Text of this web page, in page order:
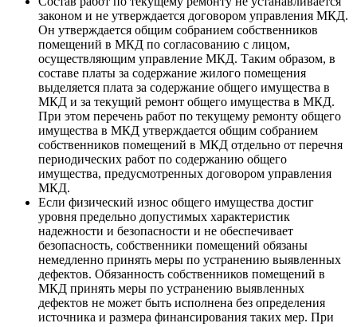
законом и не утверждается договором управления МКД.
Он утверждается общим собранием собственников
помещений в МКД по согласованию с лицом,
осуществляющим управление МКД. Таким образом, в
составе платы за содержание жилого помещения
выделяется плата за содержание общего имущества в
МКД и за текущий ремонт общего имущества в МКД.
При этом перечень работ по текущему ремонту общего
имущества в МКД утверждается общим собранием
собственников помещений в МКД отдельно от перечня
периодических работ по содержанию общего
имущества, предусмотренных договором управления
МКД.
Если физический износ общего имущества достиг
уровня предельно допустимых характеристик
надежности и безопасности и не обеспечивает
безопасность, собственники помещений обязаны
немедленно принять меры по устранению выявленных
дефектов. Обязанность собственников помещений в
МКД принять меры по устранению выявленных
дефектов не может быть исполнена без определения
источника и размера финансирования таких мер. При